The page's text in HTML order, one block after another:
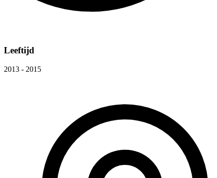
Leeftijd
2013 - 2015